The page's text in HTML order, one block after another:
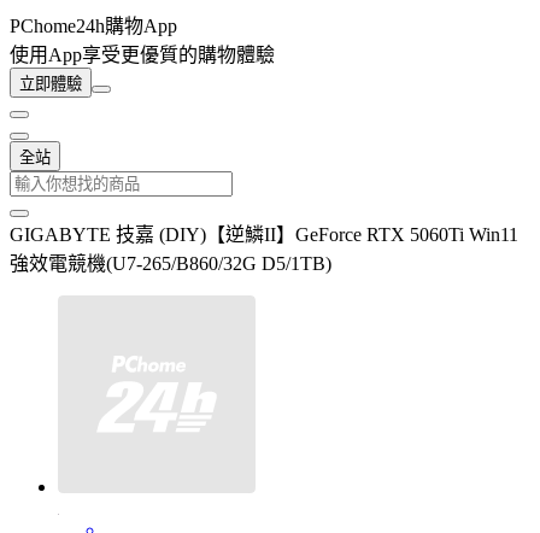
PChome24h購物App
使用App享受更優質的購物體驗
立即體驗
全站
GIGABYTE 技嘉 (DIY)【逆鱗II】GeForce RTX 5060Ti Win11
強效電競機(U7-265/B860/32G D5/1TB)